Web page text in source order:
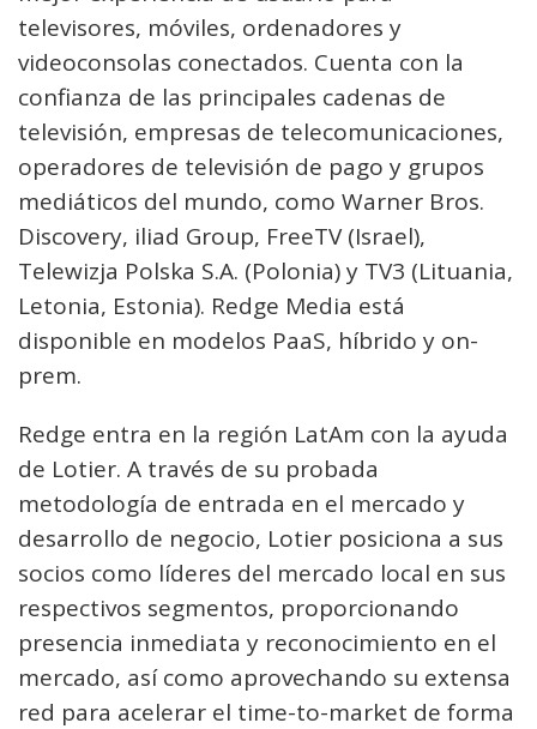
televisores, móviles, ordenadores y
videoconsolas conectados. Cuenta con la
confianza de las principales cadenas de
televisión, empresas de telecomunicaciones,
operadores de televisión de pago y grupos
mediáticos del mundo, como Warner Bros.
Discovery, iliad Group, FreeTV (Israel),
Telewizja Polska S.A. (Polonia) y TV3 (Lituania,
Letonia, Estonia). Redge Media está
disponible en modelos PaaS, híbrido y on-
prem.
Redge entra en la región LatAm con la ayuda
de Lotier. A través de su probada
metodología de entrada en el mercado y
desarrollo de negocio, Lotier posiciona a sus
socios como líderes del mercado local en sus
respectivos segmentos, proporcionando
presencia inmediata y reconocimiento en el
mercado, así como aprovechando su extensa
red para acelerar el time-to-market de forma